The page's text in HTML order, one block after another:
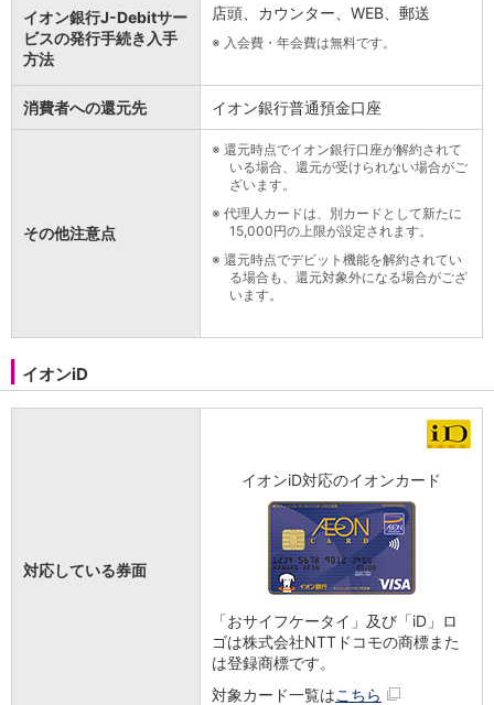
イオン銀行J-Debitサー
ビスの発行手続き入手
方法
店頭、カウンター、WEB、郵送
※ 入会費・年会費は無料です。
消費者への還元先 イオン銀行普通預金口座
その他注意点
※ 還元時点でイオン銀行口座が解約されて
いる場合、還元が受けられない場合がご
ざいます。
※ 代理人カードは、別カードとして新たに
15,000円の上限が設定されます。
※ 還元時点でデビット機能を解約されてい
る場合も、還元対象外になる場合がござ
います。
イオンiD
対応している券面
イオンiD対応のイオンカード
「おサイフケータイ」及び「iD」ロ
ゴは株式会社NTTドコモの商標また
は登録商標です。
対象カード一覧はこちら